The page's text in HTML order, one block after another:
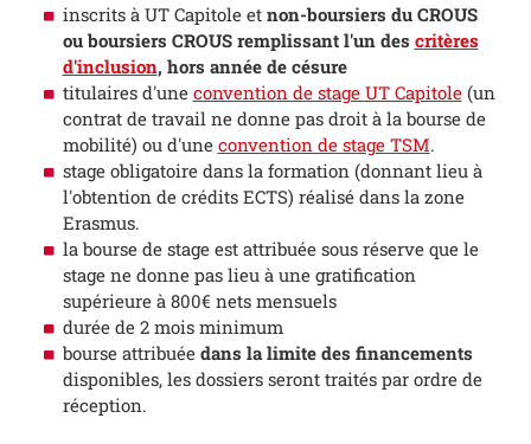
inscrits à UT Capitole et non-boursiers du CROUS
ou boursiers CROUS remplissant l'un des critères
d'inclusion, hors année de césure
titulaires d'une convention de stage UT Capitole(un
contrat de travail ne donne pas droit à la bourse de
mobilité) ou d'une convention de stage TSM.
stage obligatoire dans la formation (donnant lieu à
l'obtention de crédits ECTS) réalisé dans la zone
Erasmus.
la bourse de stage est attribuée sous réserve que le
stage ne donne pas lieu à une gratification
supérieure à 800€ nets mensuels
durée de 2 mois minimum
bourse attribuée dans la limite des financements
disponibles, les dossiers seront traités par ordre de
réception.